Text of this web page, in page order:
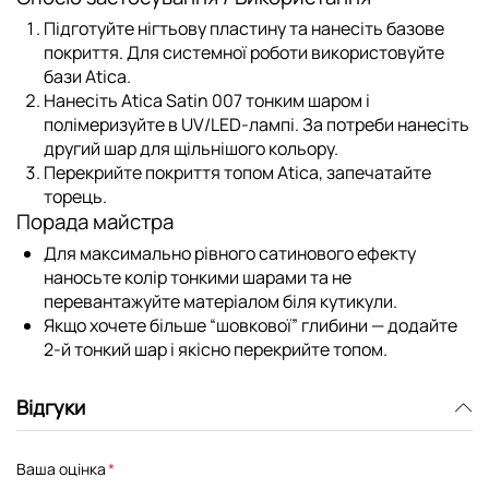
Підготуйте нігтьову пластину та нанесіть базове
покриття. Для системної роботи використовуйте
бази Atica.
НанесітьAtica Satin 007тонким шаром і
полімеризуйте в UV/LED-лампі. За потреби нанесіть
другий шар для щільнішого кольору.
Перекрийте покриттятопом Atica, запечатайте
торець.
Порада майстра
Для максимально рівного сатинового ефекту
наносьте колір тонкими шарами та не
перевантажуйте матеріалом біля кутикули.
Якщо хочете більше “шовкової” глибини — додайте
2-й тонкий шар і якісно перекрийте топом.
Відгуки
Ваша оцінка